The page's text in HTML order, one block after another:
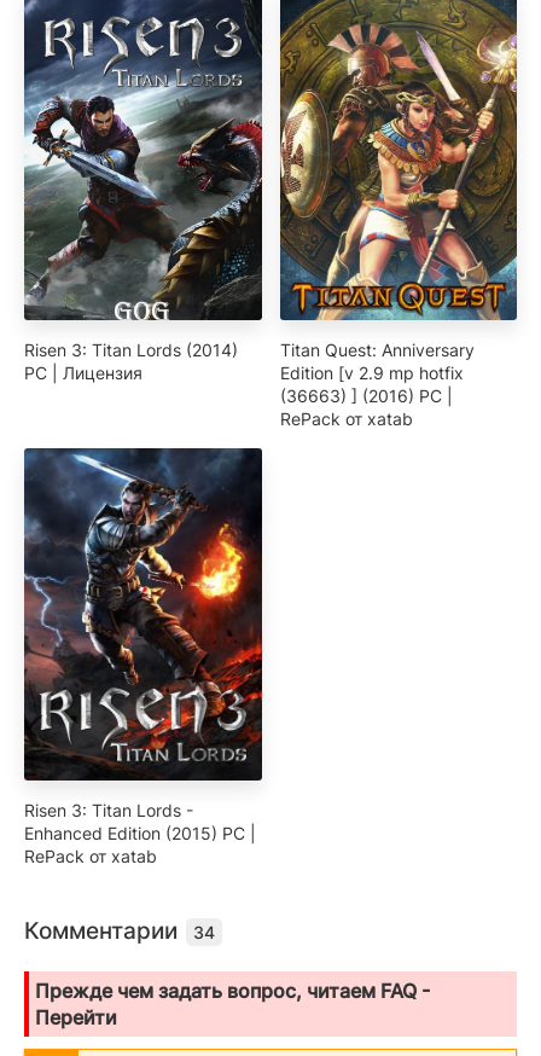
Risen 3: Titan Lords (2014)
PC | Лицензия
Titan Quest: Anniversary
Edition [v 2.9 mp hotfix
(36663) ] (2016) PC |
RePack от xatab
Risen 3: Titan Lords -
Enhanced Edition (2015) PC |
RePack от xatab
Комментарии 34
Прежде чем задать вопрос, читаем FAQ -
Перейти